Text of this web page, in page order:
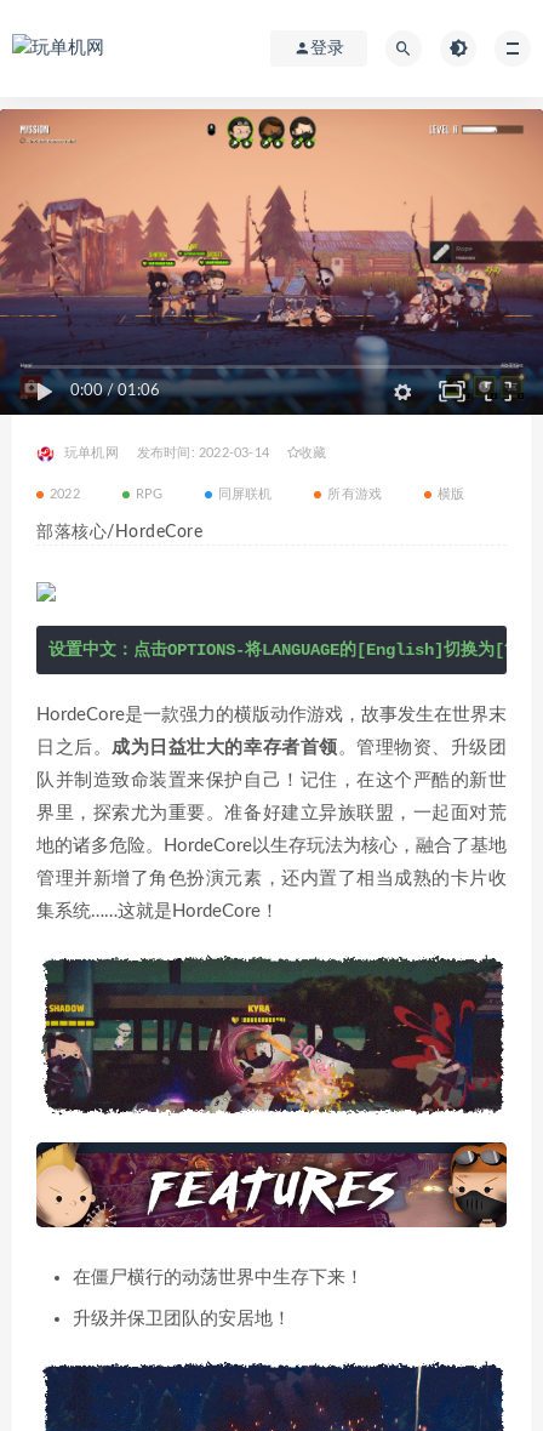
登录
0:00/01:06
玩单机网 发布时间: 2022-03-14 收藏
2022 RPG 同屏联机 所有游戏 横版
部落核心/HordeCore
设置中文：点击OPTIONS-将LANGUAGE的[English]切换为[简
HordeCore是一款强力的横版动作游戏，故事发生在世界末
日之后。 成为日益壮大的幸存者首领 。管理物资、升级团
队并制造致命装置来保护自己！记住，在这个严酷的新世
界里，探索尤为重要。准备好建立异族联盟，一起面对荒
地的诸多危险。HordeCore以生存玩法为核心，融合了基地
管理并新增了角色扮演元素，还内置了相当成熟的卡片收
集系统……这就是HordeCore！
在僵尸横行的动荡世界中生存下来！
升级并保卫团队的安居地！